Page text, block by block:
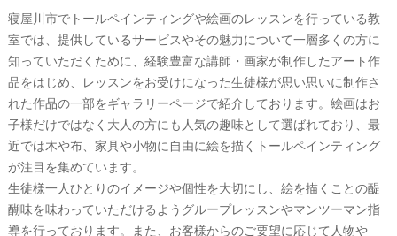
寝屋川市でトールペインティングや絵画のレッスンを行っている教
室では、提供しているサービスやその魅力について一層多くの方に
知っていただくために、経験豊富な講師・画家が制作したアート作
品をはじめ、レッスンをお受けになった生徒様が思い思いに制作さ
れた作品の一部をギャラリーページで紹介しております。絵画はお
子様だけではなく大人の方にも人気の趣味として選ばれており、最
近では木や布、家具や小物に自由に絵を描くトールペインティング
が注目を集めています。
生徒様一人ひとりのイメージや個性を大切にし、絵を描くことの醍
醐味を味わっていただけるようグループレッスンやマンツーマン指
導を行っております。また、お客様からのご要望に応じて人物や